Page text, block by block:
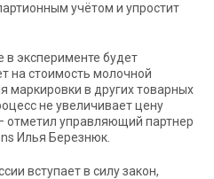
учётом и упростит
в эксперименте будет
на стоимость молочной
маркировки в других товарных
не увеличивает цену
отметил управляющий партнер
Илья Березнюк.
вступает в силу закон,